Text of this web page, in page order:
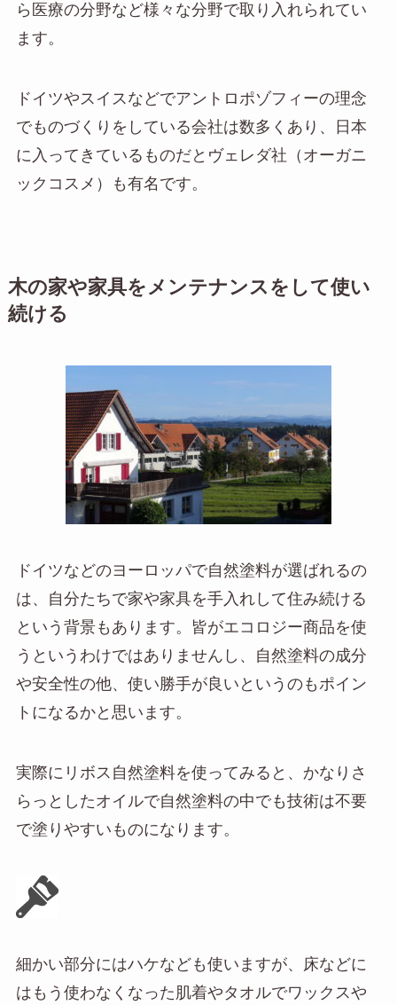
ら医療の分野など様々な分野で取り入れられてい
ます。
ドイツやスイスなどでアントロポゾフィーの理念
でものづくりをしている会社は数多くあり、日本
に入ってきているものだとヴェレダ社（オーガニ
ックコスメ）も有名です。
木の家や家具をメンテナンスをして使い
続ける
ドイツなどのヨーロッパで自然塗料が選ばれるの
は、自分たちで家や家具を手入れして住み続ける
という背景もあります。皆がエコロジー商品を使
うというわけではありませんし、自然塗料の成分
や安全性の他、使い勝手が良いというのもポイン
トになるかと思います。
実際にリボス自然塗料を使ってみると、かなりさ
らっとしたオイルで自然塗料の中でも技術は不要
で塗りやすいものになります。
細かい部分にはハケなども使いますが、床などに
はもう使わなくなった肌着やタオルでワックスや